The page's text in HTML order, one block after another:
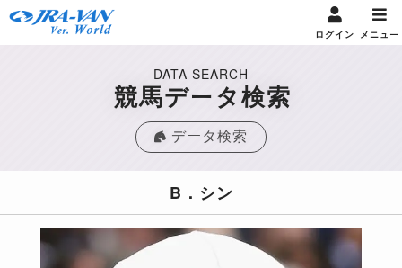
ログイン メニュー
DATA SEARCH
競馬データ検索
データ検索
B．シン